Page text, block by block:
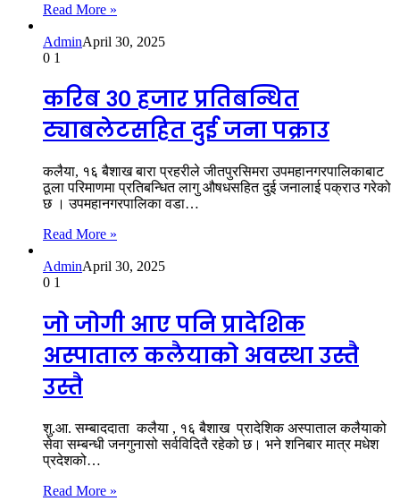
Read More »
AdminApril 30, 2025
0 1
करिब ३० हजार प्रतिबन्धित
ट्याबलेटसहित दुई जना पक्राउ
कलैया, १६ बैशाख बारा प्रहरीले जीतपुरसिमरा उपमहानगरपालिकाबाट
ठूला परिमाणमा प्रतिबन्धित लागु औषधसहित दुई जनालाई पक्राउ गरेको
छ । उपमहानगरपालिका वडा…
Read More »
AdminApril 30, 2025
0 1
जो जोगी आए पनि प्रादेशिक
अस्पाताल कलैयाको अवस्था उस्तै
उस्तै
शु.आ. सम्बाददाता कलैया , १६ बैशाख प्रादेशिक अस्पाताल कलैयाको
सेवा सम्बन्धी जनगुनासो सर्वविदितै रहेको छ। भने शनिबार मात्र मधेश
प्रदेशको…
Read More »